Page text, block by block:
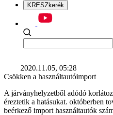
KRESZkerék
2020.11.05, 05:28
Csökken a használtautóimport
A járványhelyzetből adódó
éreztetik a hatásukat. októberben
beérkező import használtautók